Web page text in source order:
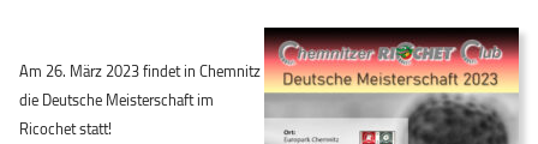
Am 26. März 2023 findet in Chemnitz
die Deutsche Meisterschaft im
Ricochet statt!